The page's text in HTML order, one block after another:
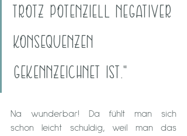
TROTZ POTENZIELL NEGATIVER
KONSEQUENZEN
GEKENNZEICHNET IST."
Na wunderbar! Da fühlt man sich
schon leicht schuldig, weil man das